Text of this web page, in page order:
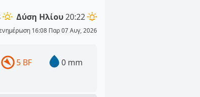
Δύση Ηλίου20:22
16:08 Παρ 07 Αυγ, 2026
5 BF 0 mm